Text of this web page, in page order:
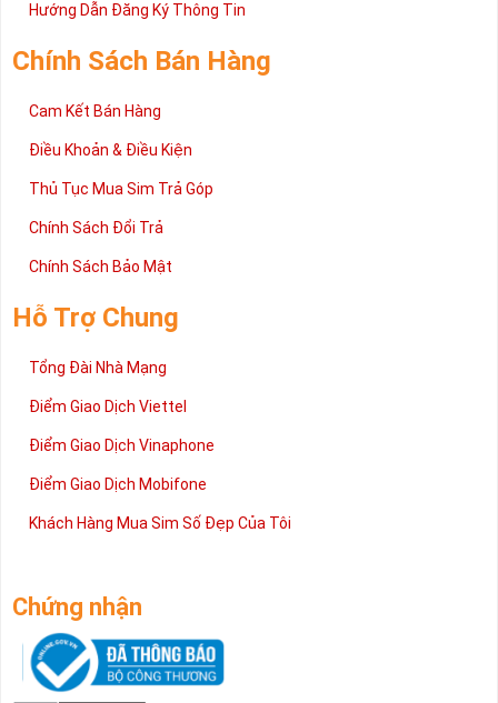
2 đang được rất nhiều khách hàng tin tưởng lựa chọn trên thị
cấp trong bài viết này sẽ giúp bạn hiểu rõ ý nghĩa và các bước đặt
mua sim số tại Sim Tiền Giang nhanh chóng nhất.
Chúc quý khách tìm được chiếc sim Tứ quý 2 như ý!
Hướng Dẫn Đăng Ký Thông Tin
Chính Sách Bán Hàng
Cam Kết Bán Hàng
Điều Khoản & Điều Kiện
Thủ Tục Mua Sim Trả Góp
Chính Sách Đổi Trả
Chính Sách Bảo Mật
Hỗ Trợ Chung
Tổng Đài Nhà Mạng
Điểm Giao Dịch Viettel
Điểm Giao Dịch Vinaphone
Điểm Giao Dịch Mobifone
Khách Hàng Mua Sim Số Đẹp Của Tôi
Chứng nhận